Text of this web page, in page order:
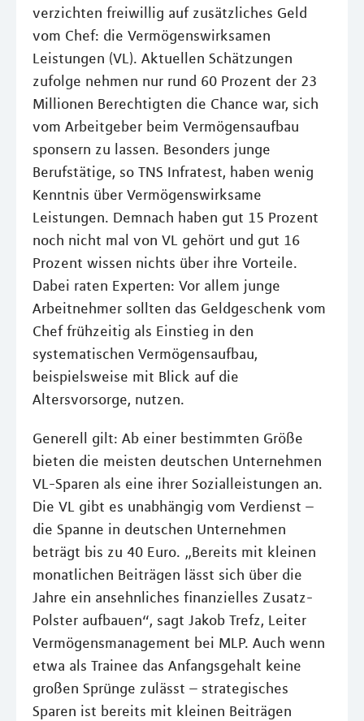
verzichten freiwillig auf zusätzliches Geld
vom Chef: die Vermögenswirksamen
Leistungen (VL). Aktuellen Schätzungen
zufolge nehmen nur rund 60 Prozent der 23
Millionen Berechtigten die Chance war, sich
vom Arbeitgeber beim Vermögensaufbau
sponsern zu lassen. Besonders junge
Berufstätige, so TNS Infratest, haben wenig
Kenntnis über Vermögenswirksame
Leistungen. Demnach haben gut 15 Prozent
noch nicht mal von VL gehört und gut 16
Prozent wissen nichts über ihre Vorteile.
Dabei raten Experten: Vor allem junge
Arbeitnehmer sollten das Geldgeschenk vom
Chef frühzeitig als Einstieg in den
systematischen Vermögensaufbau,
beispielsweise mit Blick auf die
Altersvorsorge, nutzen.
Generell gilt: Ab einer bestimmten Größe
bieten die meisten deutschen Unternehmen
VL-Sparen als eine ihrer Sozialleistungen an.
Die VL gibt es unabhängig vom Verdienst –
die Spanne in deutschen Unternehmen
beträgt bis zu 40 Euro. „Bereits mit kleinen
monatlichen Beiträgen lässt sich über die
Jahre ein ansehnliches finanzielles Zusatz-
Polster aufbauen“, sagt Jakob Trefz, Leiter
Vermögensmanagement bei MLP. Auch wenn
etwa als Trainee das Anfangsgehalt keine
großen Sprünge zulässt – strategisches
Sparen ist bereits mit kleinen Beiträgen